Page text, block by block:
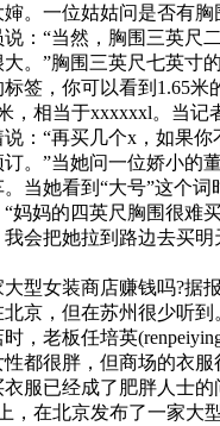
婶。一位姑姑问是否有
：“当然，胸围三英尺
。”胸围三英尺七英寸
签，你可以看到1.65米
，相当于xxxxxxl。当记
：“再买几个x，如果你
。”当她问一位娇小的
当她看到“大号”这个词
妈妈的四英尺胸围很难
会把她拉到路边去买明
型女装商店赚钱吗?据
京，但在苏州很少听到
，老板任培英
性都很胖，但商场的衣服
衣服已经成了肥胖人士
，在北京发布了一家大